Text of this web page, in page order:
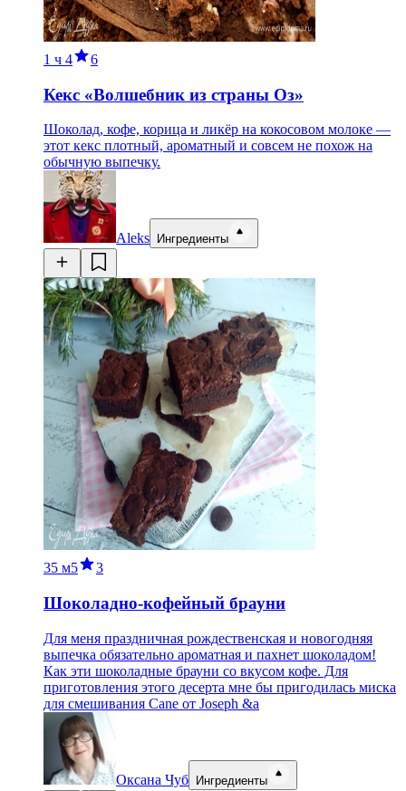
1 ч 4 6
Кекс «Волшебник из страны Оз»
Шоколад, кофе, корица и ликёр на кокосовом молоке —
этот кекс плотный, ароматный и совсем не похож на
обычную выпечку.
Aleks Ингредиенты
35 м5 3
Шоколадно-кофейный брауни
Для меня праздничная рождественская и новогодняя
выпечка обязательно ароматная и пахнет шоколадом!
Как эти шоколадные брауни со вкусом кофе. Для
приготовления этого десерта мне бы пригодилась миска
для смешивания Cane от Joseph &a
Оксана Чуб Ингредиенты